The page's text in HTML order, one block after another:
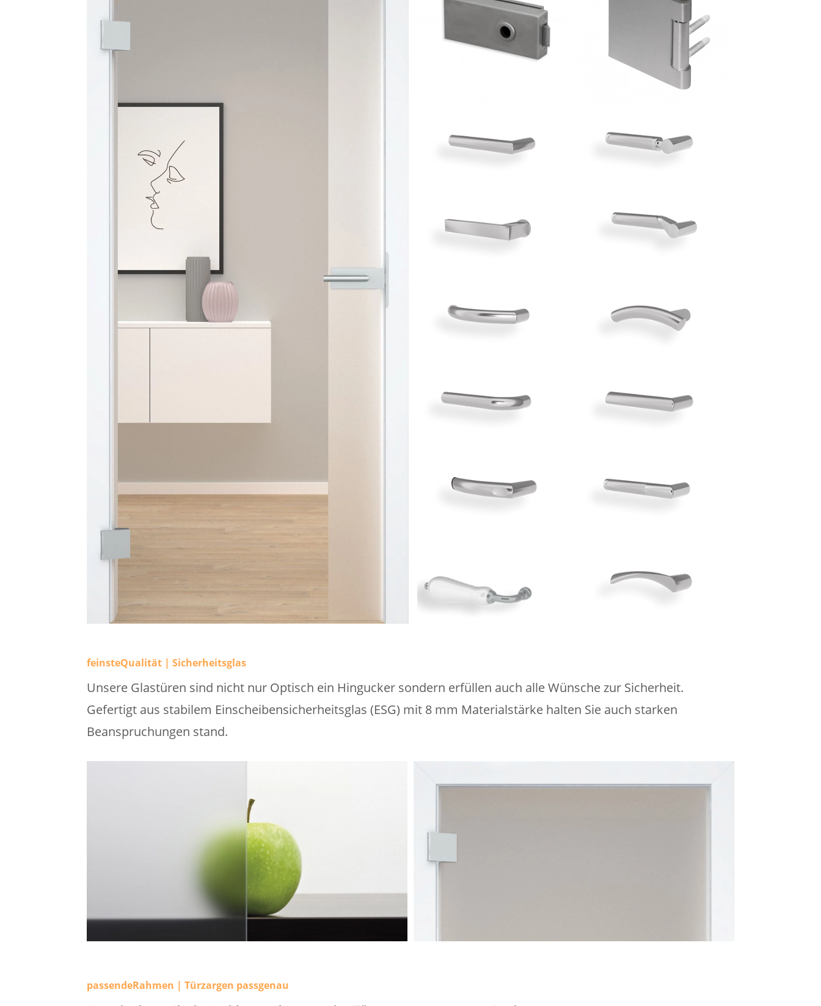
feinsteQualität | Sicherheitsglas
Unsere Glastüren sind nicht nur Optisch ein Hingucker sondern erfüllen auch alle Wünsche zur Sicherheit.
Gefertigt aus stabilem Einscheibensicherheitsglas (ESG) mit 8 mm Materialstärke halten Sie auch starken
Beanspruchungen stand.
passendeRahmen | Türzargen passgenau